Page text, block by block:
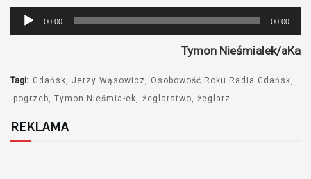
Odtwarzacz
plików
00:00 00:00
Tymon Nieśmialek/aKa
Tagi: Gdańsk Jerzy Wąsowicz
Osobowość Roku Radia Gdańsk
pogrzeb
Tymon Nieśmiałek żeglarstwo żeglarz
REKLAMA